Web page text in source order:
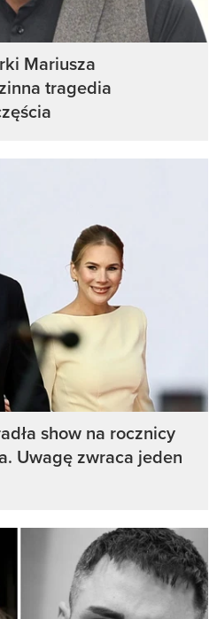
Mariusza
tragedia
show na rocznicy
Uwagę zwraca jeden